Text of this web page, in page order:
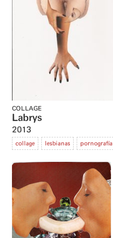
COLLAGE
Labrys
2013
collage lesbianas pornografía